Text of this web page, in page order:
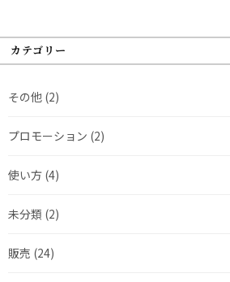
カテゴリー
その他 (2)
プロモーション (2)
使い方 (4)
未分類 (2)
販売 (24)